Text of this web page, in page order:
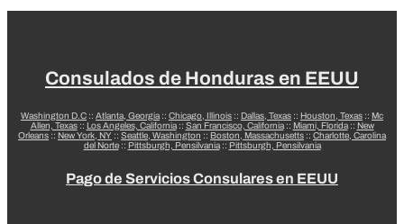
Consulados de Honduras en EEUU
Washington D.C :: Atlanta, Georgia :: Chicago, Illinois :: Dallas, Texas :: Houston, Texas :: Mc
Allen, Texas:: Los Angeles, California:: San Francisco, California:: Miami, Florida:: New
Orleans :: New York, NY :: Seattle, Washington :: Boston, Massachusetts :: Charlotte, Carolina
del Norte:: Pittsburgh, Pensilvania:: Pittsburgh, Pensilvania
Pago de Servicios Consulares en EEUU